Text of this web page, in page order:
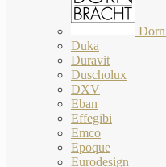
Duka
Duravit
Duscholux
DXV
Eban
Effegibi
Emco
Epoque
Eurodesign